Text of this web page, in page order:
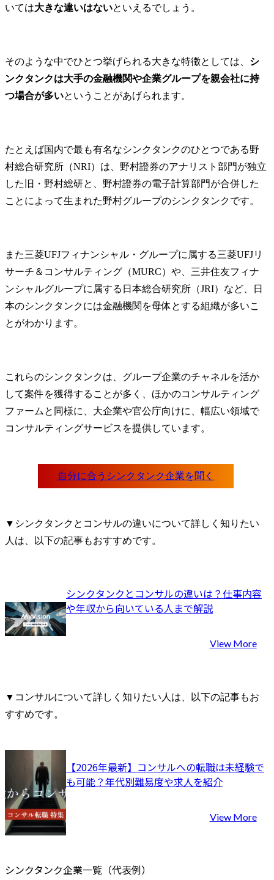
いては大きな違いはないといえるでしょう。
そのような中でひとつ挙げられる大きな特徴としては、 シ
ンクタンクは大手の金融機関や企業グループを親会社に持
つ場合が多いということがあげられます。
たとえば国内で最も有名なシンクタンクのひとつである野
村総合研究所（NRI）は、野村證券のアナリスト部門が独立
した旧・野村総研と、野村證券の電子計算部門が合併した
ことによって生まれた野村グループのシンクタンクです。
また三菱UFJフィナンシャル・グループに属する三菱UFJリ
サーチ＆コンサルティング（MURC）や、三井住友フィナ
ンシャルグループに属する日本総合研究所（JRI）など、日
本のシンクタンクには金融機関を母体とする組織が多いこ
とがわかります。
これらのシンクタンクは、グループ企業のチャネルを活か
して案件を獲得することが多く、ほかのコンサルティング
ファームと同様に、大企業や官公庁向けに、幅広い領域で
コンサルティングサービスを提供しています。
▼シンクタンクとコンサルの違いについて詳しく知りたい
人は、以下の記事もおすすめです。
シンクタンクとコンサルの違いは？仕事内容
や年収から向いている人まで解説
View More
▼コンサルについて詳しく知りたい人は、以下の記事もお
すすめです。
【2026年最新】コンサルへの転職は未経験で
も可能？年代別難易度や求人を紹介
View More
シンクタンク企業一覧（代表例）